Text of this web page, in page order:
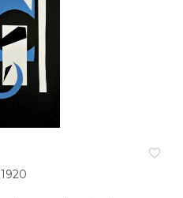
favorite_border